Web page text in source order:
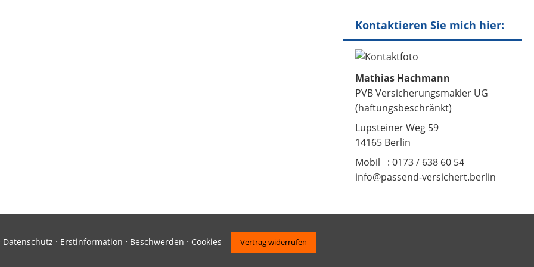
Kontaktieren Sie mich hier:
Mathias Hachmann
PVB Versicherungsmakler UG
(haftungsbeschränkt)
Lupsteiner Weg 59
14165 Berlin
Mobil : 0173 / 638 60 54
info@passend-versichert.berlin
Datenschutz · Erstinformation · Beschwerden · Cookies Vertrag widerrufen